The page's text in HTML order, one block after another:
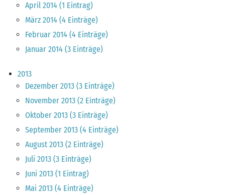
April 2014 (1 Eintrag)
März 2014 (4 Einträge)
Februar 2014 (4 Einträge)
Januar 2014 (3 Einträge)
2013
Dezember 2013 (3 Einträge)
November 2013 (2 Einträge)
Oktober 2013 (3 Einträge)
September 2013 (4 Einträge)
August 2013 (2 Einträge)
Juli 2013 (3 Einträge)
Juni 2013 (1 Eintrag)
Mai 2013 (4 Einträge)